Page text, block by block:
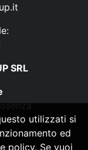
SRL
utilizzati si
ed
policy. Se vuoi